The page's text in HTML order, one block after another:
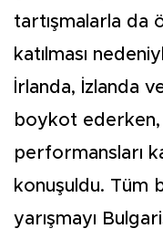
tartışmalarla da
katılması
İrlanda, İzlanda
boykot ederken,
performansları
konuşuldu. Tüm
yarışmayı